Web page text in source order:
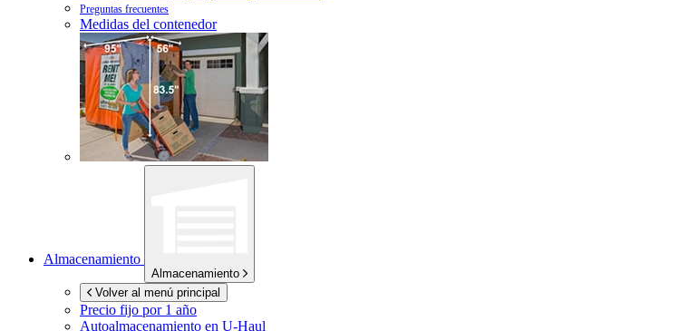
Preguntas frecuentes
Medidas del contenedor
Almacenamiento
Almacenamiento
Volver al menú principal
Precio fijo por 1 año
Autoalmacenamiento en U-Haul